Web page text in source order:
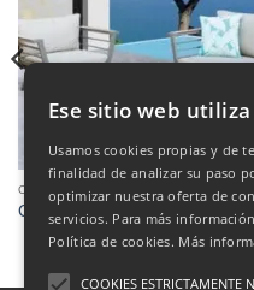
OUTDOOR
OUTDOOR SET MODEL FRIO
Ese sitio web
Usamos cookies propias y de
finalidad de analizar su paso
optimizar nuestra oferta de
servicios. Para más
Política de cookies. Más
COOKIES ESTRICTAMENTE